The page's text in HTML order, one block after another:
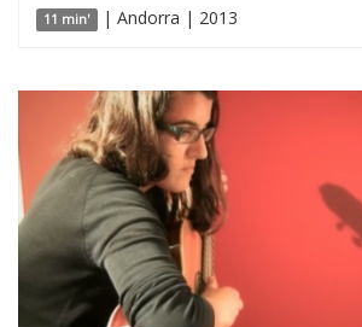
11 min' | Andorra | 2013